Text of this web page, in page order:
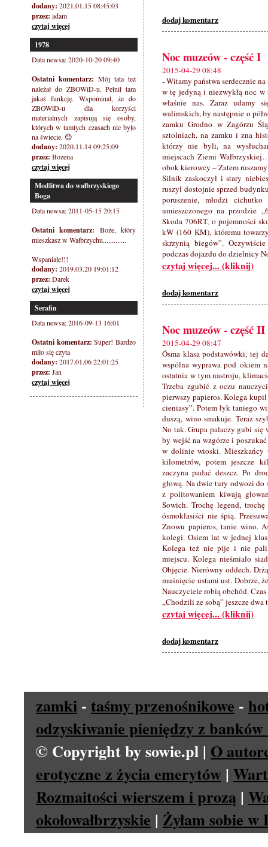
dodany: 2021.01.15 08:45:03
przez: adam
czytaj więcej
1978
Data newsa: 2020-10-20 09:40
Ostatni komentarz: Mój tata też
należał do ZBOWiD-u. Pełnił tam
jakaś funkcję. Wspominal, że do
ZBOWiD-u dla korzyści
materialnych zapisują się osoby,
których w tamtych czasach nie było
na świecie. 😊
dodany: 2020.11.14 09:25:09
przez: Bozena
czytaj więcej
Modlitwa do wałbrzyskiego
Boga
Data newsa: 2011-05-15 20:15
Ostatni komentarz: Boże, który
mieszkasz w Wałbrzychu.............
Wspaniałe!!!
dodany: 2019.03.20 19:01:12
przez: Darek
czytaj więcej
Serafin
Data newsa: 2016-09-13 16:01
Ostatni komentarz: Super! Bardzo
miło się czyta
dodany: 2017.01.06 22:01:25
przez: Jan
czytaj więcej
dodaj komentarz
Noc muzeów - część I
2015-04-29 08:48
- Witamy państwa serdecznie
w tę jedyną i niezwykłą noc w
właśnie nas. Zaraz udamy
walimskich, by następnie o
zamku Grodno w Zagórzu
sztolniach, na zamku i zna
którzy nie byli, na
miejscach Ziemi
obok kierowcy – Zatem
Silnik zaskoczył i stary
ruszył dostojnie sprzed
poruszenie, młodzi
umieszczonego na przodzie
Skoda 706RT, o pojemności
kW (160 KM), któremu
skrzynią biegów”.
podczas dojazdu do dzielnicy
czytaj więcej... (kliknij)
dodaj komentarz
Noc muzeów - część II
2015-04-29 08:47
Ósma klasa podstawówki, tej
wspólna wyprawa pod okiem
ostatnia w tym nastroju,
Trzeba zgubić z oczu
pierwszy papieros. Kolega
cieniasy”. Potem łyk taniego
duszą, wino smakuje. Teraz
No tak. Grupa palaczy gubi się
by wejść na wzgórze i
w dolinie wioski. Mieszkańcy
kilometrów, potem jeszcze
zaczyna padać deszcz. Po
głową. Na dwie tury odwozi
z politowaniem kiwają
Sowich. Trochę legend,
ósmoklasiści nie śpią.
Znowu papieros, tanie wino.
kolegi. Osiem lat w jednej
Kolega też nie pije i nie
miejscu. Kolega nieśmiało
Objęcie. Nierówny oddech.
muśnięcie ustami ust. Dobrze,
Nauczyciele robią obchód.
„Chodzili ze sobą” jeszcze
czytaj więcej... (kliknij)
dodaj komentarz
zamki - taśmy przenośnikowe -
odzyskiwanie pieniędzy z banków
© Copyright by sowie.pl | O
erotyczne z życia emerytów |
Rozmaitości wierszem i prozą |
okołowałbrzyskie | Żyłam sobie